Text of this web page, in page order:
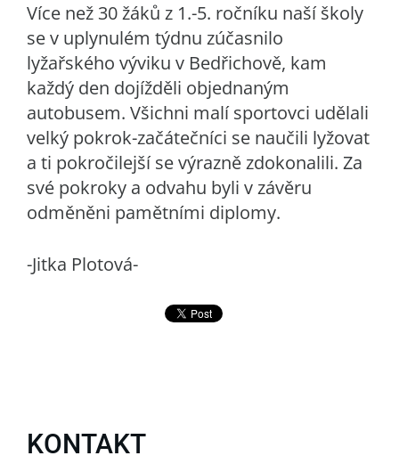
Více než 30 žáků z 1.-5. ročníku naší školy
se v uplynulém týdnu zúčasnilo
lyžařského výviku v Bedřichově, kam
každý den dojížděli objednaným
autobusem. Všichni malí sportovci udělali
velký pokrok-začátečníci se naučili lyžovat
a ti pokročilejší se výrazně zdokonalili. Za
své pokroky a odvahu byli v závěru
odměněni pamětními diplomy.
-Jitka Plotová-
KONTAKT